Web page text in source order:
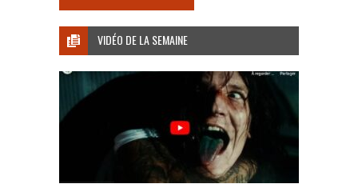
VIDÉO DE LA SEMAINE